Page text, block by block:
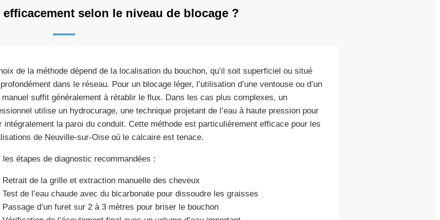
selon le niveau de blocage ?
de la méthode dépend de la localisation du bouchon, qu’il soit superficiel ou situé
dans le réseau. Pour un blocage léger, l’utilisation d’une ventouse ou d’un
suffit généralement à rétablir le flux. Dans les cas plus complexes, un
utilise un hydrocurage, une technique projetant de l’eau à haute pression pour
intégralement la paroi du conduit. Cette méthode est particulièrement efficace pour les
de Neuville-sur-Oise où le calcaire est tenace.
les étapes de diagnostic recommandées :
Retrait de la grille et extraction manuelle des cheveux
Test de l’eau chaude avec du bicarbonate pour dissoudre les graisses
Passage d’un furet sur 2 à 3 mètres pour briser le bouchon